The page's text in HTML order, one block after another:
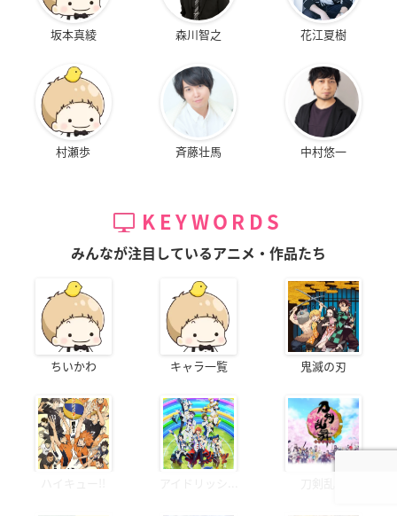
坂本真綾 森川智之 花江夏樹
村瀬歩 斉藤壮馬 中村悠一
KEYWORDS
みんなが注目しているアニメ・作品たち
ちいかわ キャラ一覧 鬼滅の刃